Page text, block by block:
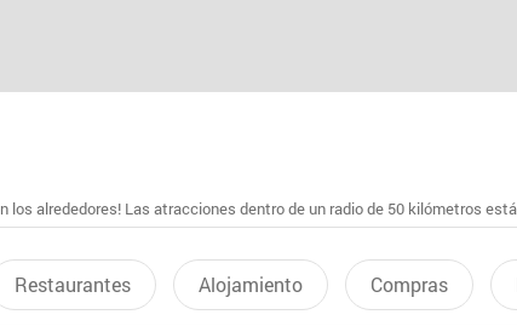
los alrededores! Las atracciones dentro de un radio de 50 kilómetros
Restaurantes Alojamiento Compras